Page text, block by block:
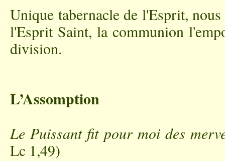
Unique tabernacle de l'Esprit,
l'Esprit Saint, la communion
division.
L’Assomption
Le Puissant fit pour moi des
Lc 1,49)